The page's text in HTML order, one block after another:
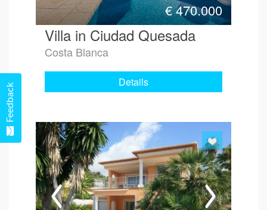
€470.000
Villa in Ciudad Quesada
Costa Blanca
Details
Feedback